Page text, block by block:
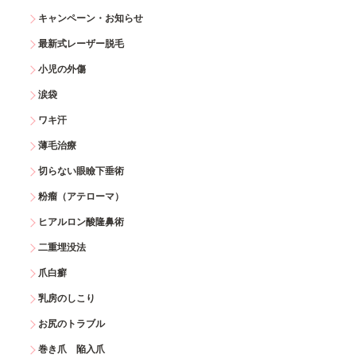
キャンペーン・お知らせ
最新式レーザー脱毛
小児の外傷
涙袋
ワキ汗
薄毛治療
切らない眼瞼下垂術
粉瘤（アテローマ）
ヒアルロン酸隆鼻術
二重埋没法
爪白癬
乳房のしこり
お尻のトラブル
巻き爪 陥入爪